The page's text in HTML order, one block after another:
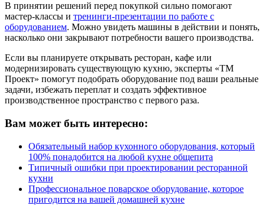
В принятии решений перед покупкой сильно помогают
мастер-классы и тренинги-презентации по работе с
оборудованием. Можно увидеть машины в действии и понять,
насколько они закрывают потребности вашего производства.
Если вы планируете открывать ресторан, кафе или
модернизировать существующую кухню, эксперты «ТМ
Проект» помогут подобрать оборудование под ваши реальные
задачи, избежать переплат и создать эффективное
производственное пространство с первого раза.
Вам может быть интересно:
Обязательный набор кухонного оборудования, который
100% понадобится на любой кухне общепита
Типичный ошибки при проектировании ресторанной
кухни
Профессиональное поварское оборудование, которое
пригодится на вашей домашней кухне